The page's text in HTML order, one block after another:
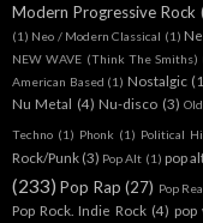
Modern Progressive Rock
(1) Neo / Modern Classical (1)
NEW WAVE (Think The Smiths)
American Based (1) Nostalgic
Nu Metal (4) Nu-disco (3)
Techno (1) Phonk (1) Political
Rock/Punk (3) Pop Alt (1) pop
(233) Pop Rap (27) Pop
Pop Rock. Indie Rock (4) pop